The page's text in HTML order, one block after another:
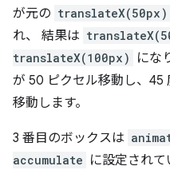
が元の
れ、 結果は
translateX(100px)
にな
が 50 ピクセル移動し、45
移動します。
3 番目のボックスは
accumulate に設定され